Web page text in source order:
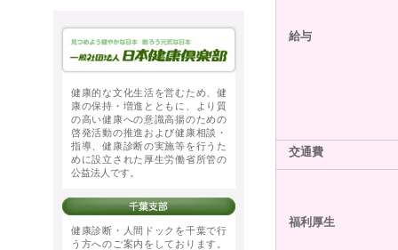
健康的な文化生活を営むため、健
康の保持・増進とともに、より質
の高い健康への意識高揚のための
啓発活動の推進および健康相談・
指導、健康診断の実施等を行うた
めに設立された厚生労働省所管の
公益法人です。
健康診断・人間ドックを千葉で行
う方へのご案内をしております。
給与
交通費
福利厚生